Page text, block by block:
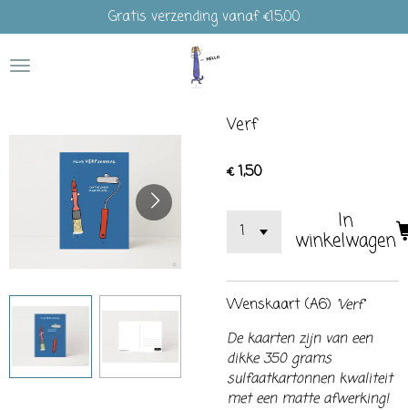
direct
naar
Gratis verzending vanaf €15,00
Verf
€ 1,50
In
winkelwagen
Wenskaart (A6) 'Verf'
De kaarten zijn van een
dikke 350 grams
sulfaatkartonnen kwaliteit
met een matte afwerking!